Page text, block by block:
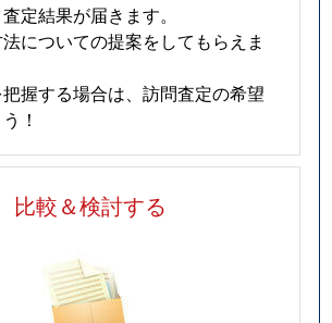
定結果が届きます。
についての提案をしてもらえま
握する場合は、訪問査定の希望
！
比較＆検討する